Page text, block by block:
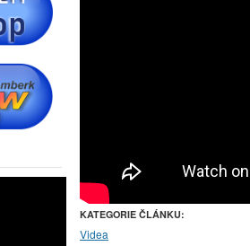
KATEGORIE ČLÁNKU:
Videa